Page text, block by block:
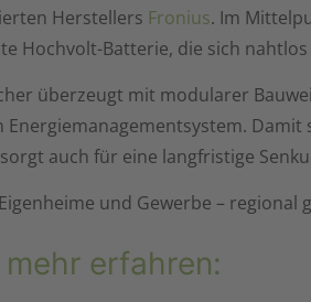
Herstellers Fronius. Im
Hochvolt-Batterie, die sich
überzeugt mit modularer
Energiemanagementsystem.
auch für eine langfristige
und Gewerbe –
erfahren: